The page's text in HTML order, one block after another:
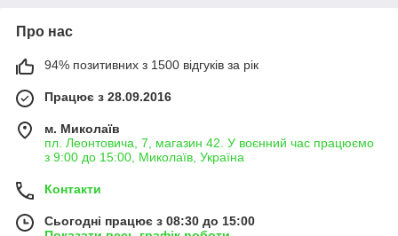
Про нас
94% позитивних з 1500 відгуків за рік
Працює з 28.09.2016
м. Миколаїв
пл. Леонтовича, 7, магазин 42. У воєнний час працюємо
з 9:00 до 15:00, Миколаїв, Україна
Контакти
Сьогодні працює з 08:30 до 15:00